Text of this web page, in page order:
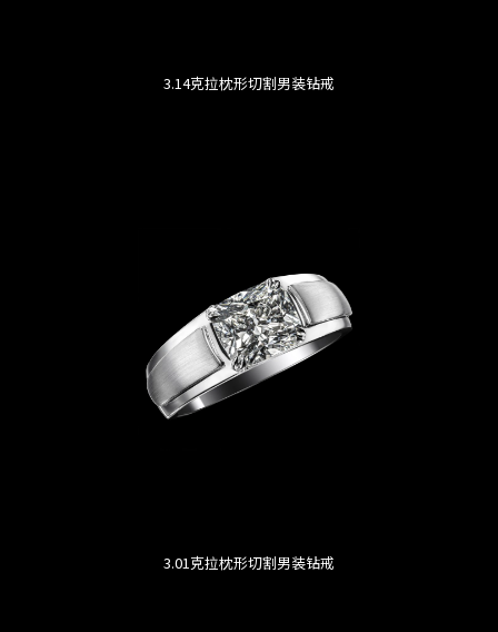
3.14克拉枕形切割男装钻戒
3.01克拉枕形切割男装钻戒